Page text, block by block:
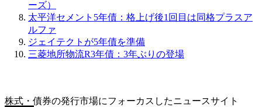
ーズ）
太平洋セメント5年債：格上げ後1回目は同格プラスア
ルファ
ジェイテクトが5年債を準備
三菱地所物流R3年債：3年ぶりの登場
株式・債券の発行市場にフォーカスしたニュースサイト